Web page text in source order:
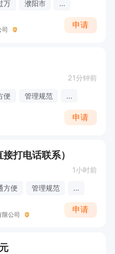
万 濮阳市 ...
申请
21分钟前
便 管理规范 ...
申请
打电话联系）
1小时前
方便 管理规范 ...
公司
申请